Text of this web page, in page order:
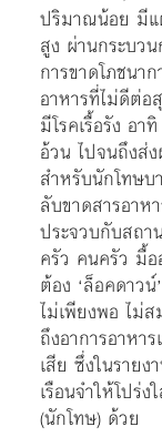
ปริมาณน้อย มีแ
สูง ผ่านกระบว
การขาดโภชนา
อาหารที่ไม่ดีต่อ
มีโรคเรื้อรัง อ
อ้วน ไปจนถึงส่
สำหรับนักโทษบ
ลับขาดสารอาห
ประจวบกับสถา
ครัว คนครัว มื้อ
ต้อง ‘ล็อคดาว
ไม่เพียงพอ ไม่
ถึงอาการอาหา
เสีย ซึ่งในรายง
เรือนจำให้โปร่
(นักโทษ) ด้วย